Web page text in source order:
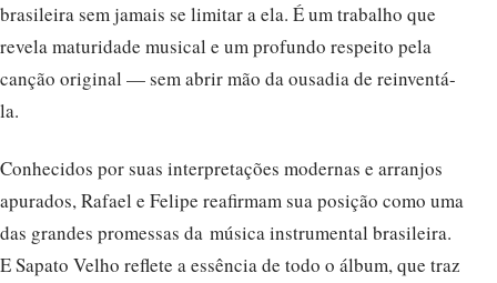
brasileira sem jamais se limitar a ela. É um trabalho que
revela maturidade musical e um profundo respeito pela
canção original — sem abrir mão da ousadia de reinventá-
la.
Conhecidos por suas interpretações modernas e arranjos
apurados, Rafael e Felipe reafirmam sua posição como uma
das grandes promessas da música instrumental brasileira.
E Sapato Velho reflete a essência de todo o álbum, que traz